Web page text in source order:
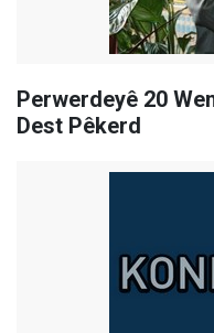
Perwerdeyê 20
Dest Pêkerd